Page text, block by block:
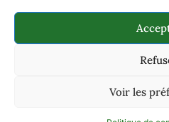
Voir les